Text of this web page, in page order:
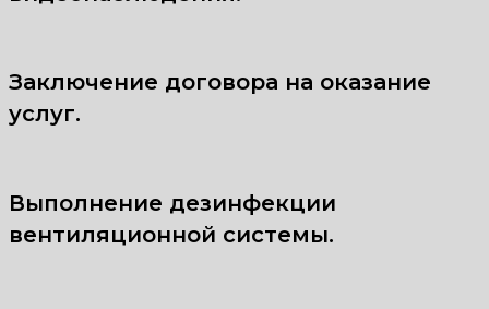
Заключение договора на оказание
услуг.
Выполнение дезинфекции
вентиляционной системы.